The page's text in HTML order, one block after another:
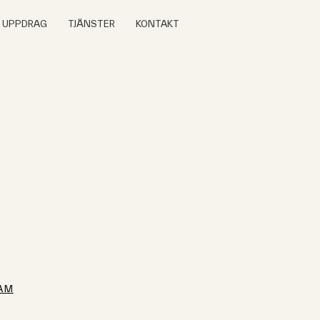
TJÄNSTER KONTAKT